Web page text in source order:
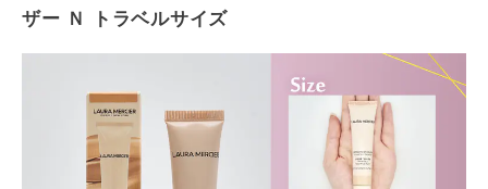
https://store.shopping.yahoo.co.jp
ザー Ｎ トラベルサイズ